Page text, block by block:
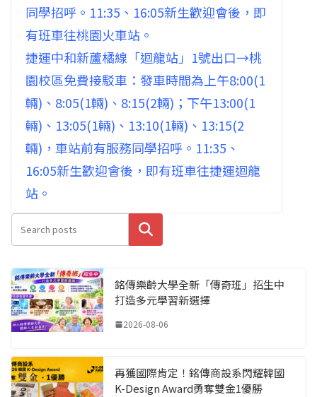
同學招呼。11:35、16:05新生歡迎會後，即
有班車往桃園火車站。
捷運中和新蘆橘線「迴龍站」1號出口→桃
園校區免費接駁車：發車時間為上午8:00(1
輛)、8:05(1輛)、8:15(2輛)；下午13:00(1
輛)、13:05(1輛)、13:10(1輛)、13:15(2
輛)，車站前有服務同學招呼。11:35、
16:05新生歡迎會後，即有班車往捷運迴龍
站。
搜尋
銘傳樂齡大學全新「傳奇班」招生中
打造多元學習新選擇
2026-08-06
再獲國際肯定！銘傳商設系閃耀韓國
K-Design Award勇奪雙金1優勝